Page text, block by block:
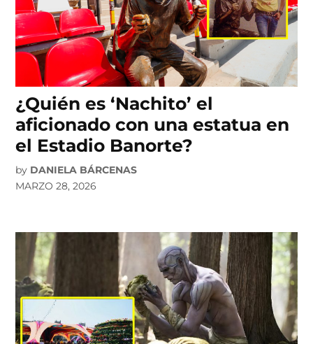
¿Quién es ‘Nachito’ el
aficionado con una estatua en
el Estadio Banorte?
by DANIELA BÁRCENAS
MARZO 28, 2026